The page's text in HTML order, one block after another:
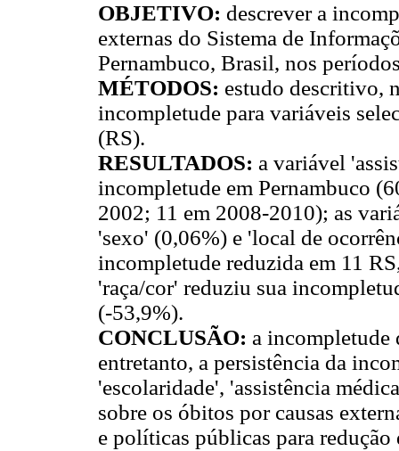
OBJETIVO: descrever a
externas do Sistema de
Pernambuco, Brasil, nos
MÉTODOS: estudo descritivo,
incompletude para variáveis
(RS).
RESULTADOS: a variável
incompletude em Pernambuco
2002; 11 em 2008-2010); as
'sexo' (0,06%) e 'local de
incompletude reduzida em 11
'raça/cor' reduziu sua
(-53,9%).
CONCLUSÃO: a incompletude
entretanto, a persistência da
'escolaridade', 'assistência
sobre os óbitos por causas
e políticas públicas para redução